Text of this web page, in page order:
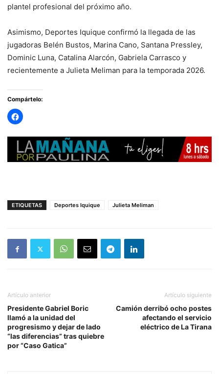
plantel profesional del próximo año.
Asimismo, Deportes Iquique confirmó la llegada de las
jugadoras Belén Bustos, Marina Cano, Santana Pressley,
Dominic Luna, Catalina Alarcón, Gabriela Carrasco y
recientemente a Julieta Meliman para la temporada 2026.
Compártelo:
ETIQUETAS Deportes Iquique Julieta Meliman
Artículo anterior
Presidente Gabriel Boric
llamó a la unidad del
progresismo y dejar de lado
“las diferencias” tras quiebre
por “Caso Gatica”
Artículo siguiente
Camión derribó ocho postes
afectando el servicio
eléctrico de La Tirana